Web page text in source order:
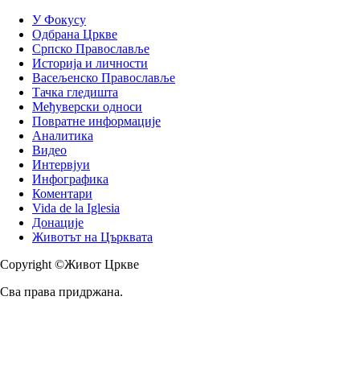
У Фокусу
Одбрана Цркве
Српско Православље
Историја и личности
Васељенско Православље
Тачка гледишта
Међуверски односи
Повратне информације
Аналитика
Видео
Интервјуи
Инфографика
Коментари
Vida de la Iglesia
Донације
Животът на Църквата
Copyright ©Живот Цркве
Сва права придржана.